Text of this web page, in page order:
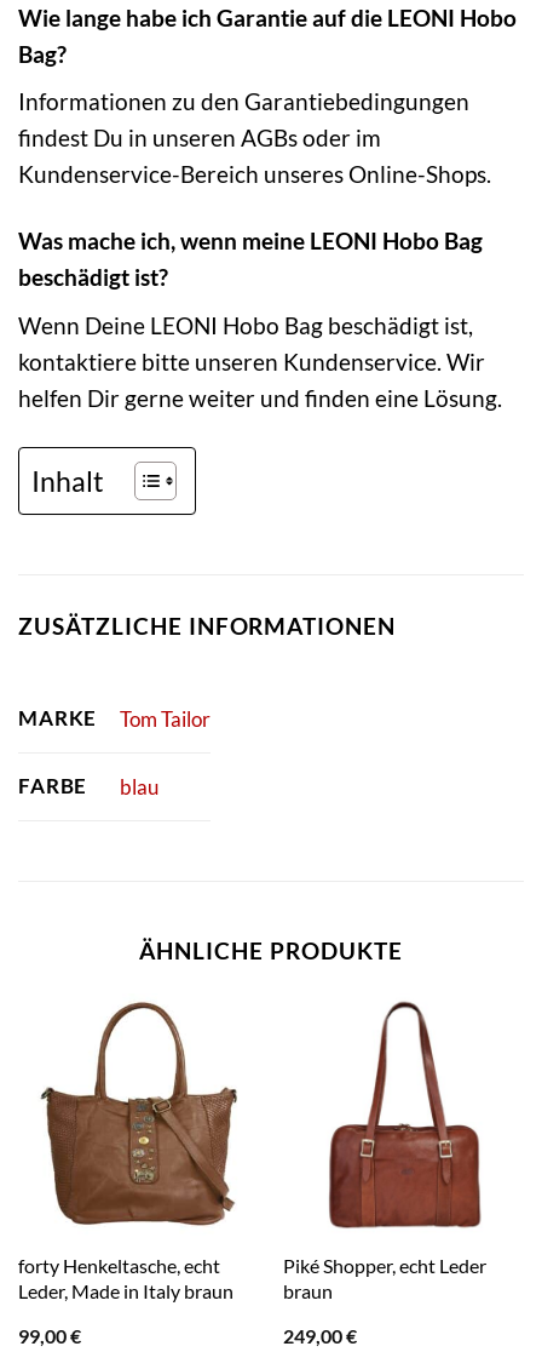
Wie lange habe ich Garantie auf die LEONI Hobo
Bag?
Informationen zu den Garantiebedingungen
findest Du in unseren AGBs oder im
Kundenservice-Bereich unseres Online-Shops.
Was mache ich, wenn meine LEONI Hobo Bag
beschädigt ist?
Wenn Deine LEONI Hobo Bag beschädigt ist,
kontaktiere bitte unseren Kundenservice. Wir
helfen Dir gerne weiter und finden eine Lösung.
Inhalt
ZUSÄTZLICHE INFORMATIONEN
MARKE Tom Tailor
FARBE blau
ÄHNLICHE PRODUKTE
forty Henkeltasche, echt
Leder, Made in Italy braun
99,00€
Piké Shopper, echt Leder
braun
249,00€